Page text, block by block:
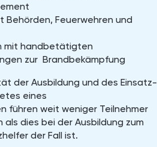
Behörden, Feuerwehren und
mit handbetätigten
zur Brandbekämpfung
der Ausbildung und des Einsatz-
eines
führen weit weniger Teilnehmer
als dies bei der Ausbildung zum
der Fall ist.